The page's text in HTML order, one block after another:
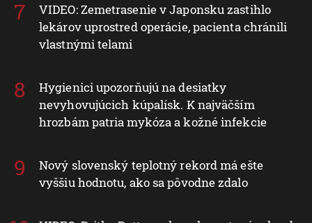
VIDEO: Zemetrasenie v Japonsku zastihlo
lekárov uprostred operácie, pacienta chránili
vlastnými telami
Hygienici upozorňujú na desiatky
nevyhovujúcich kúpalísk. K najväčším
hrozbám patria mykóza a kožné infekcie
Nový slovenský teplotný rekord má ešte
vyššiu hodnotu, ako sa pôvodne zdalo